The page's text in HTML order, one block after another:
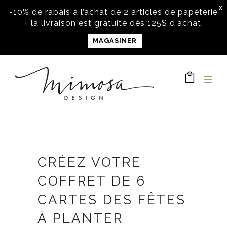
X
-10% de rabais à l’achat de 2 articles de papeterie
+ la livraison est gratuite dès 125$ d'achat.
MAGASINER
CRÉEZ VOTRE
COFFRET DE 6
CARTES DES FÊTES
À PLANTER